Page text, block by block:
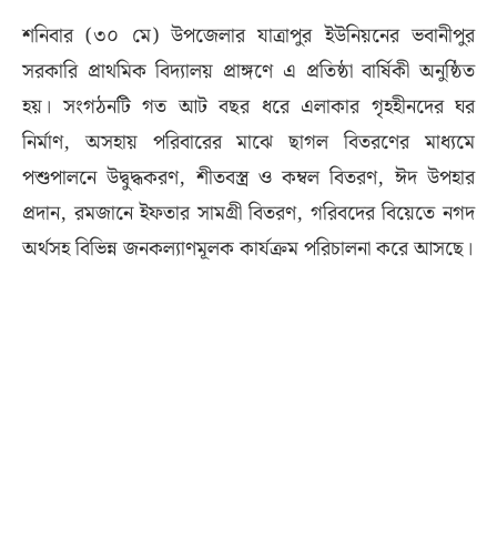
শনিবার (৩০ মে) উপজেলার যাত্রাপুর ইউনিয়নের ভবানীপুর
সরকারি প্রাথমিক বিদ্যালয় প্রাঙ্গণে এ প্রতিষ্ঠা বার্ষিকী অনুষ্ঠিত
হয়। সংগঠনটি গত আট বছর ধরে এলাকার গৃহহীনদের ঘর
নির্মাণ, অসহায় পরিবারের মাঝে ছাগল বিতরণের মাধ্যমে
পশুপালনে উদ্বুদ্ধকরণ, শীতবস্ত্র ও কম্বল বিতরণ, ঈদ উপহার
প্রদান, রমজানে ইফতার সামগ্রী বিতরণ, গরিবদের বিয়েতে নগদ
অর্থসহ বিভিন্ন জনকল্যাণমূলক কার্যক্রম পরিচালনা করে আসছে।